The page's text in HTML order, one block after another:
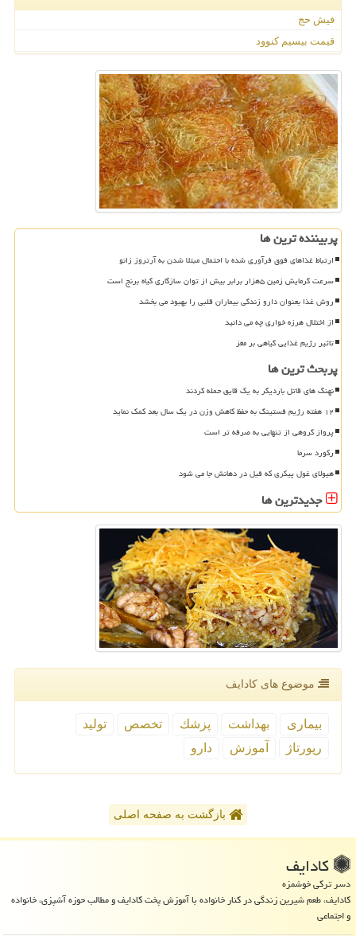
فیش حج
قیمت بیسیم کنوود
پربیننده ترین ها
ارتباط غذاهای فوق فرآوری شده با احتمال مبتلا شدن به آرتروز زانو
سرعت گرمایش زمین ۵هزار برابر بیش از توان سازگاری گیاه برنج است
روش غذا بعنوان دارو زندگی بیماران قلبی را بهبود می بخشد
از اختلال هرزه خواری چه می دانید
تاثیر رژیم غذایی گیاهی بر مغز
پربحث ترین ها
نهنگ های قاتل باردیگر به یک قایق حمله کردند
۱۲ هفته رژیم فستینگ به حفظ کاهش وزن در یک سال بعد کمک نماید
پرواز گروهی از تنهایی به صرفه تر است
رکورد سرما
هیولای غول پیکری که فیل در دهانش جا می شود
جدیدترین ها
موضوع های كادایف
بیماری بهداشت پزشك تخصص
تولید
رپورتاژ
آموزش دارو
بازگشت به صفحه اصلی
كادایف
دسر ترکی خوشمزه
کادایف، طعم شیرین زندگی در کنار خانواده با آموزش پخت کادایف و مطالب حوزه آشپزی، خانواده
و اجتماعی